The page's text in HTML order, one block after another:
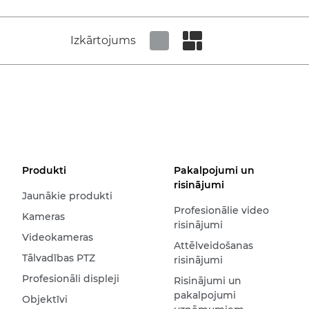
Izkārtojums
Produkti
Jaunākie produkti
Kameras
Videokameras
Tālvadības PTZ
Profesionāli displeji
Objektīvi
Pakalpojumi un
risinājumi
Profesionālie video
risinājumi
Attēlveidošanas
risinājumi
Risinājumi un
pakalpojumi